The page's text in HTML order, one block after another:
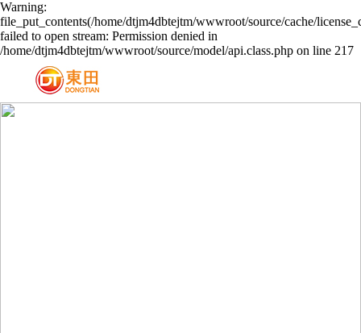
Warning:
file_put_contents(/home/dtjm4dbtejtm/wwwroot/source/cache/
failed to open stream: Permission denied in
/home/dtjm4dbtejtm/wwwroot/source/model/api.class.php on line 217